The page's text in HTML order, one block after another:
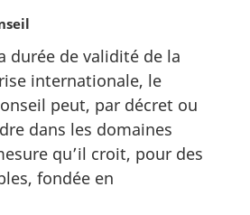
durée de validité de la
internationale, le
peut, par décret ou
dans les domaines
qu’il croit, pour des
fondée en